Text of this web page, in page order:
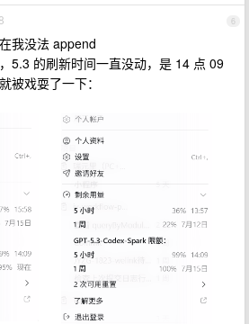
6
我没法 append
5.3 的刷新时间一直没动，是 14 点 09
被戏耍了一下：